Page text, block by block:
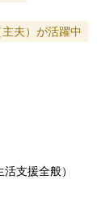
主夫）が活躍中
支援全般）